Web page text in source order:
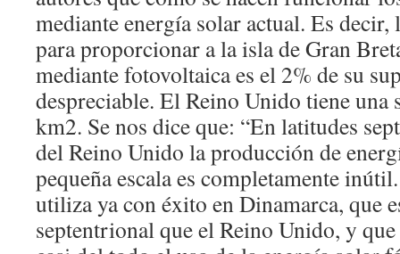
mediante energía solar actual. Es decir,
para proporcionar a la isla de Gran
mediante fotovoltaica es el 2% de su
despreciable. El Reino Unido tiene una
km2. Se nos dice que: “En latitudes
del Reino Unido la producción de
pequeña escala es completamente
utiliza ya con éxito en Dinamarca, que
septentrional que el Reino Unido, y